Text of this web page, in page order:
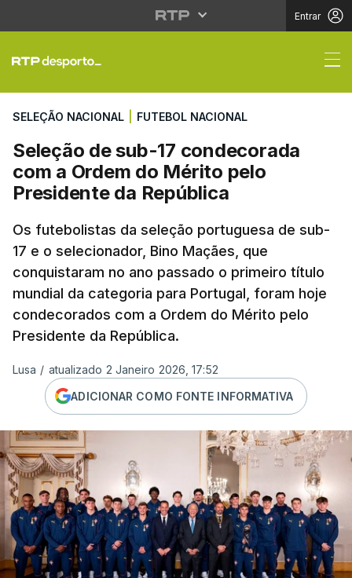
Entrar
Seleção de sub-17
SELEÇÃO NACIONAL FUTEBOL NACIONAL
Seleção de sub-17 condecorada
com a Ordem do Mérito pelo
Presidente da República
Os futebolistas da seleção portuguesa de sub-
17 e o selecionador, Bino Maçães, que
conquistaram no ano passado o primeiro título
mundial da categoria para Portugal, foram hoje
condecorados com a Ordem do Mérito pelo
Presidente da República.
Lusa / atualizado 2 Janeiro 2026, 17:52
ADICIONAR COMO FONTE INFORMATIVA